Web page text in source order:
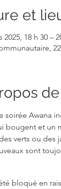
et
2025, 18 h 30 –
soirée Awana
bougent et un
verts ou des
sont
bloqué en